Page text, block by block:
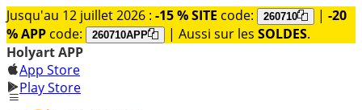
Jusqu'au 12 juillet 2026 : -15 % SITE code: 260710 | -20
% APP code: 260710APP | Aussi sur les SOLDES.
Holyart APP
App Store
Play Store